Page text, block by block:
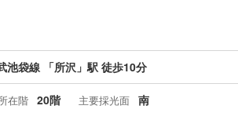
池袋線 「所沢」駅 徒歩10分
在階 20階 主要採光面 南